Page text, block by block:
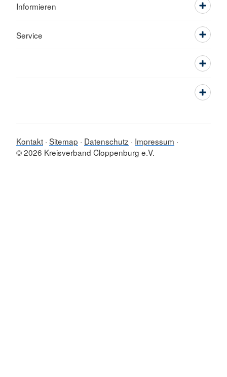
Informieren
Service
Kontakt Sitemap Datenschutz
Impressum
© 2026 Kreisverband Cloppenburg e.V.